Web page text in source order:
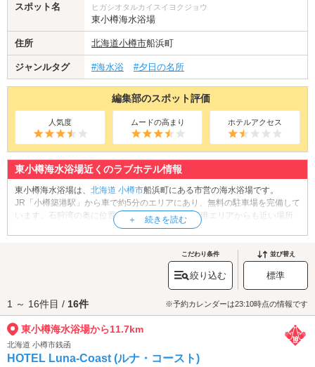
スポット名 ヒガシオタルカイスイヨクジョウ
東小樽海水浴場
住所 北海道小樽市船浜町
ジャンルタグ #海水浴 #夕日の名所
編集部のスポット評価
人気度 ムードの高まり ホテルアクセス
東小樽海水浴場近くのラブホテル情報
東小樽海水浴場は、 北海道 小樽市船浜町にある市営の海水浴場です。
JR「小樽築港駅」から車で約5分のエリアにあり、無料の駐車場を完備して
います。石狩湾の奥に位置し、小樽市街地や小樽港エリアからも近い場所
にありながら、波が穏やかで水質も良く、海水浴初心者にも安心のビーチ
2026年の開設期間は7月11日から8月23日まで。夏は水着に着替えて海水浴
デートに出かけませんか？開放的な空間がおふたりの絆を一段と深めてく
小樽エリアのラブホテルからもアクセスが便利で
す。
こだわり条件
絞り込む
並び替え
標準
1 ～ 16件目 / 16件 ※予約カレンダーは23:10時点の情報です
東小樽海水浴場から11.7km
北海道 小樽市銭函
HOTEL Luna-Coast (ルナ・コースト)